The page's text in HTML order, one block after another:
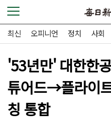
최신 오피니언 정치 사회
'53년만' 대한한
튜어드→플라이
칭 통합